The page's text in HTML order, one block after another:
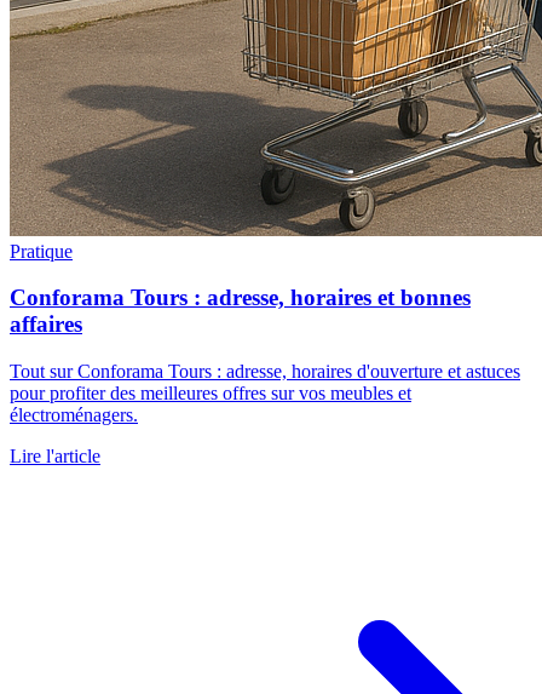
Pratique
Conforama Tours : adresse, horaires et bonnes
affaires
Tout sur Conforama Tours : adresse, horaires d'ouverture et astuces
pour profiter des meilleures offres sur vos meubles et
électroménagers.
Lire l'article